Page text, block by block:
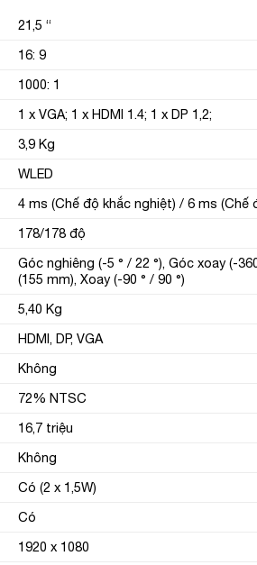
21,5 “
16: 9
1000: 1
1 x VGA; 1 x HDMI 1.4; 1 x DP 1,2;
3,9 Kg
WLED
4 ms (Chế độ khắc nghiệt) / 6 ms (Chế
178/178 độ
Góc nghiêng (-5 ° / 22 °), Góc xoay (-
(155 mm), Xoay (-90 ° / 90 °)
5,40 Kg
HDMI, DP, VGA
Không
72% NTSC
16,7 triệu
Không
Có (2 x 1,5W)
Có
1920 x 1080